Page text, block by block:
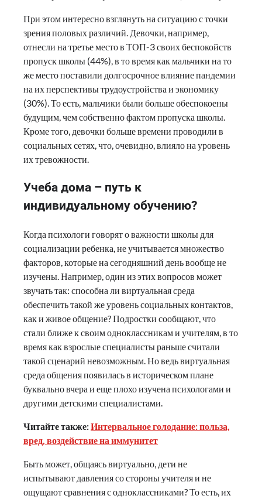
При этом интересно взглянуть на ситуацию с точки
зрения половых различий. Девочки, например,
отнесли на третье место в ТОП-3 своих беспокойств
пропуск школы (44%), в то время как мальчики на то
же место поставили долгосрочное влияние пандемии
на их перспективы трудоустройства и экономику
(30%). То есть, мальчики были больше обеспокоены
будущим, чем собственно фактом пропуска школы.
Кроме того, девочки больше времени проводили в
социальных сетях, что, очевидно, влияло на уровень
их тревожности.
Учеба дома – путь к
индивидуальному обучению?
Когда психологи говорят о важности школы для
социализации ребенка, не учитывается множество
факторов, которые на сегодняшний день вообще не
изучены. Например, один из этих вопросов может
звучать так: способна ли виртуальная среда
обеспечить такой же уровень социальных контактов,
как и живое общение? Подростки сообщают, что
стали ближе к своим одноклассникам и учителям, в то
время как взрослые специалисты раньше считали
такой сценарий невозможным. Но ведь виртуальная
среда общения появилась в историческом плане
буквально вчера и еще плохо изучена психологами и
другими детскими специалистами.
Читайте также:Интервальное голодание: польза,
вред, воздействие на иммунитет
Быть может, общаясь виртуально, дети не
испытывают давления со стороны учителя и не
ощущают сравнения с одноклассниками? То есть, их